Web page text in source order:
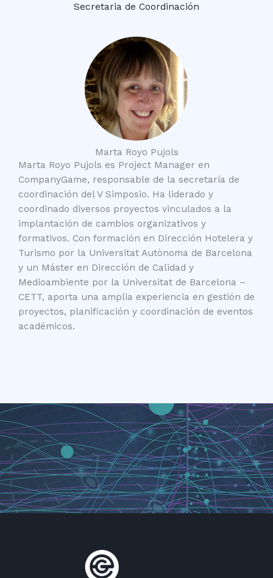
Secretaria de Coordinación
Marta Royo Pujols
Marta Royo Pujols es Project Manager en
CompanyGame, responsable de la secretaría de
coordinación del V Simposio. Ha liderado y
coordinado diversos proyectos vinculados a la
implantación de cambios organizativos y
formativos. Con formación en Dirección Hotelera y
Turismo por la Universitat Autònoma de Barcelona
y un Máster en Dirección de Calidad y
Medioambiente por la Universitat de Barcelona –
CETT, aporta una amplia experiencia en gestión de
proyectos, planificación y coordinación de eventos
académicos.